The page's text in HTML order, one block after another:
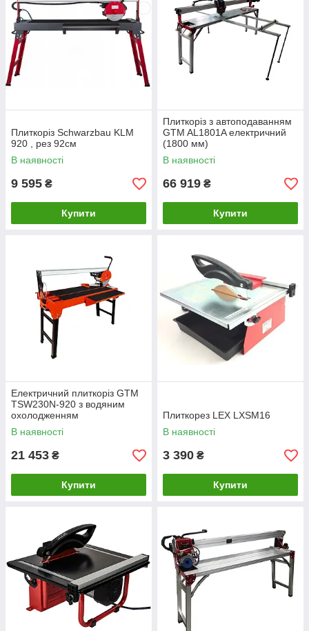
Плиткоріз Schwarzbau KLM
920 , рез 92см
В наявності
9 595 ₴
Купити
Плиткоріз з автоподаванням
GTM AL1801A електричний
(1800 мм)
В наявності
66 919 ₴
Купити
Електричний плиткоріз GTM
TSW230N-920 з водяним
охолодженням
В наявності
21 453 ₴
Купити
Плиткорез LEX LXSM16
В наявності
3 390 ₴
Купити